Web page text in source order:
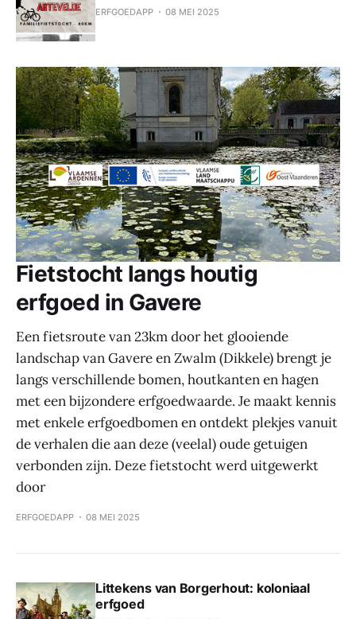
ERFGOEDAPP 08 MEI 2025
Fietstocht langs houtig
erfgoed in Gavere
Een fietsroute van 23km door het glooiende
landschap van Gavere en Zwalm (Dikkele) brengt je
langs verschillende bomen, houtkanten en hagen
met een bijzondere erfgoedwaarde. Je maakt kennis
met enkele erfgoedbomen en ontdekt plekjes vanuit
de verhalen die aan deze (veelal) oude getuigen
verbonden zijn. Deze fietstocht werd uitgewerkt
door
ERFGOEDAPP 08 MEI 2025
Littekens van Borgerhout: koloniaal
erfgoed